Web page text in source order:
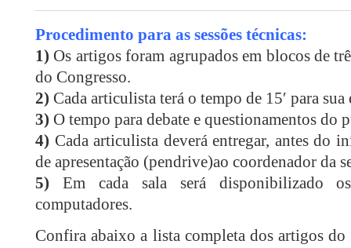
Procedimento para as sessões técnicas:
1) Os artigos foram agrupados em blocos de
do Congresso.
2) Cada articulista terá o tempo de 15′ para
3) O tempo para debate e questionamentos do
4) Cada articulista deverá entregar, antes do
de apresentação (pendrive)ao coordenador da
5) Em cada sala será disponibilizado
computadores.
Confira abaixo a lista completa dos artigos